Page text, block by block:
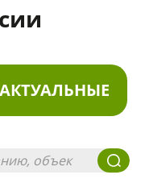
АКТУАЛЬНЫЕ